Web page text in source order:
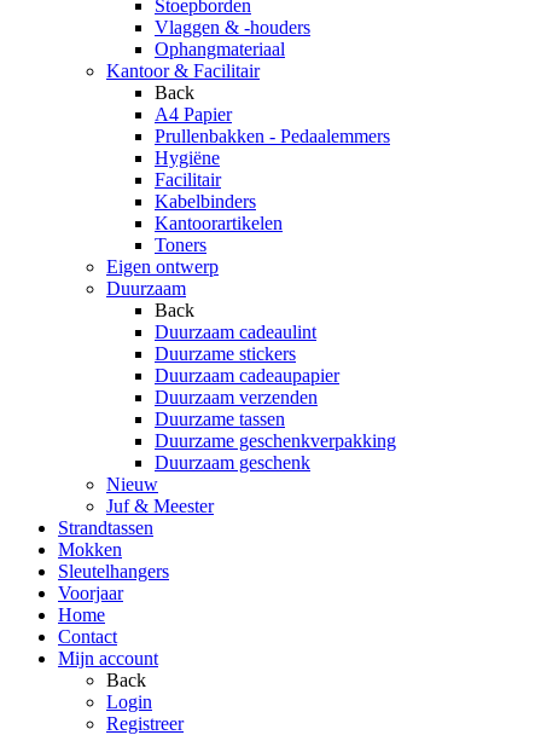
Stoepborden
Vlaggen & -houders
Ophangmateriaal
Kantoor & Facilitair
Back
A4 Papier
Prullenbakken - Pedaalemmers
Hygiëne
Facilitair
Kabelbinders
Kantoorartikelen
Toners
Eigen ontwerp
Duurzaam
Back
Duurzaam cadeaulint
Duurzame stickers
Duurzaam cadeaupapier
Duurzaam verzenden
Duurzame tassen
Duurzame geschenkverpakking
Duurzaam geschenk
Nieuw
Juf & Meester
Strandtassen
Mokken
Sleutelhangers
Voorjaar
Home
Contact
Mijn account
Back
Login
Registreer